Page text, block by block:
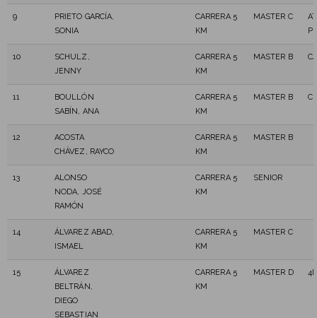
9
PRIETO GARCÍA,
SONIA
CARRERA 5
KM
MASTER C
10
SCHULZ,
JENNY
CARRERA 5
KM
MASTER B
11
BOULLÓN
SABÍN, ANA
CARRERA 5
KM
MASTER B
12
ACOSTA
CHÁVEZ, RAYCO
CARRERA 5
KM
MASTER B
13
ALONSO
NODA, JOSÉ
RAMÓN
CARRERA 5
KM
SENIOR
14
ÁLVAREZ ABAD,
ISMAEL
CARRERA 5
KM
MASTER C
15
ÁLVAREZ
BELTRÁN,
DIEGO
SEBASTIAN
CARRERA 5
KM
MASTER D